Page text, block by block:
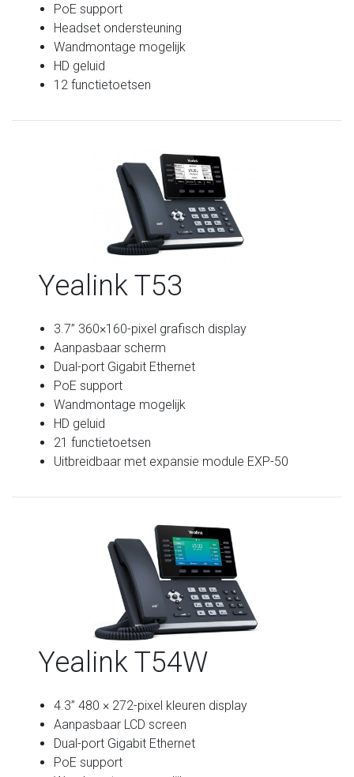
PoE support
Headset ondersteuning
Wandmontage mogelijk
HD geluid
12 functietoetsen
Yealink T53
3.7” 360×160-pixel grafisch display
Aanpasbaar scherm
Dual-port Gigabit Ethernet
PoE support
Wandmontage mogelijk
HD geluid
21 functietoetsen
Uitbreidbaar met expansie module EXP-50
Yealink T54W
4.3” 480 × 272-pixel kleuren display
Aanpasbaar LCD screen
Dual-port Gigabit Ethernet
PoE support